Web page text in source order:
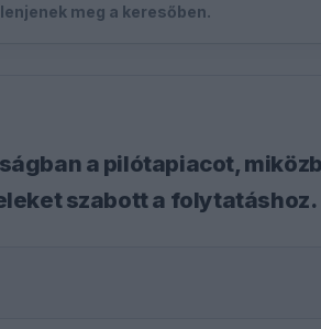
meg a keresőben.
a pilótapiacot,
szabott a folytatáshoz.